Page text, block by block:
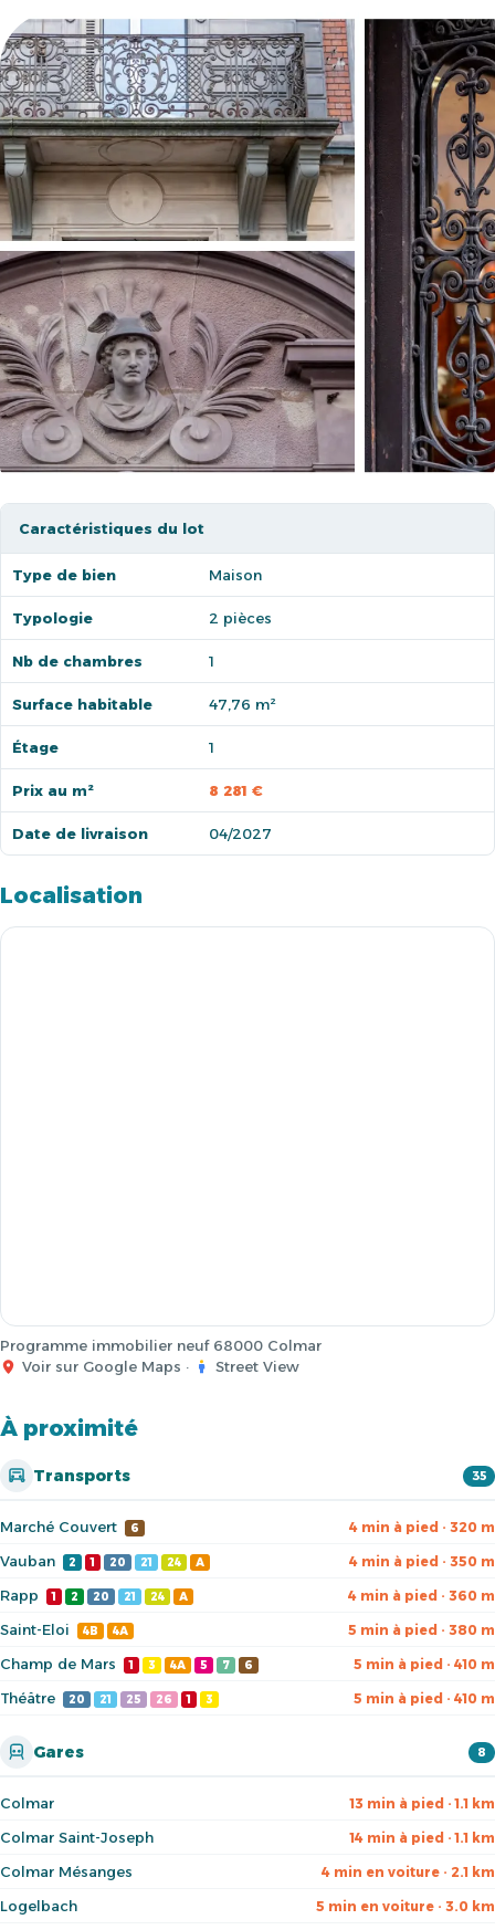
Caractéristiques du lot
Type de bien Maison
Typologie 2 pièces
Nb de chambres 1
Surface habitable 47,76 m²
Étage 1
Prix au m² 8 281 €
Date de livraison 04/2027
Localisation
Programme immobilier neuf 68000 Colmar
Voir sur Google Maps · Street View
À proximité
Transports 35
Marché Couvert 6 4 min à pied · 320 m
Vauban 2 1 20 21 24 A 4 min à pied · 350 m
Rapp 1 2 20 21 24 A 4 min à pied · 360 m
Saint-Eloi 4B 4A 5 min à pied · 380 m
Champ de Mars 1 3 4A 5 7 6 5 min à pied · 410 m
Théâtre 20 21 25 26 1 3 5 min à pied · 410 m
Gares 8
Colmar 13 min à pied · 1.1 km
Colmar Saint-Joseph 14 min à pied · 1.1 km
Colmar Mésanges 4 min en voiture · 2.1 km
Logelbach 5 min en voiture · 3.0 km